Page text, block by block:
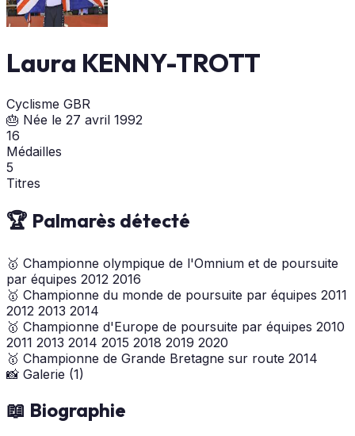
Laura KENNY-TROTT
Cyclisme GBR
🎂 Née le 27 avril 1992
16
Médailles
5
Titres
🏆 Palmarès détecté
🥇 Championne olympique de l'Omnium et de poursuite
par équipes 2012 2016
🥇 Championne du monde de poursuite par équipes 2011
2012 2013 2014
🥇 Championne d'Europe de poursuite par équipes 2010
2011 2013 2014 2015 2018 2019 2020
🥇 Championne de Grande Bretagne sur route 2014
📸 Galerie (1)
📖 Biographie